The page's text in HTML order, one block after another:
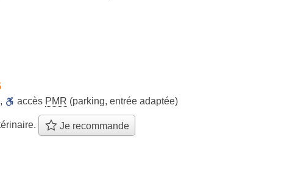
, accès PMR (parking, entrée adaptée)
Je recommande